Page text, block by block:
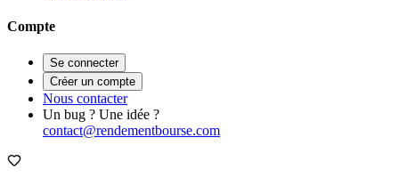
Compte
Se connecter
Créer un compte
Nous contacter
Un bug ? Une idée ?
contact@rendementbourse.com